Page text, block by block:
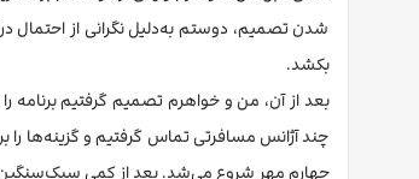
شدن تصمیم، دوستم به‌دلیل نگرانی از احتمال
بکشد.
بعد از آن، من و خواهرم تصمیم گرفتیم برنامه را
چند آژانس مسافرتی تماس گرفتیم و گزینه‌ها
چهارم مهر شروع می‌شد. بعد از کمی سبک‌سنگین